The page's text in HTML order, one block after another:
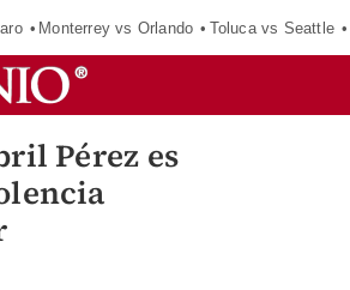
Monterrey vs Orlando Toluca vs Seattle
Pérez es